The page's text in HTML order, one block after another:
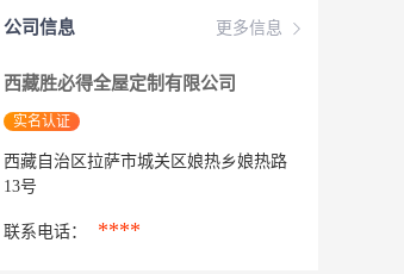
更多信息
公司信息
西藏胜必得全屋定制有限公司
实名认证
西藏自治区拉萨市城关区娘热乡娘热路
13号
联系电话： ****